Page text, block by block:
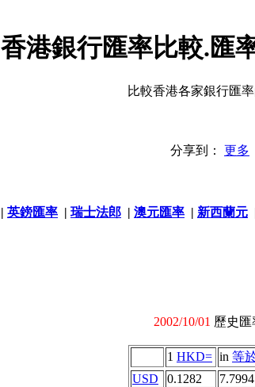
香港銀行匯率比較.匯
比較香港各家銀行匯
分享到： 更多
| 英鎊匯率 | 瑞士法郎 | 澳元匯率 | 新西蘭元
2002/10/01 歷史匯
1 HKD= in 等
USD
0.1282
7.7994